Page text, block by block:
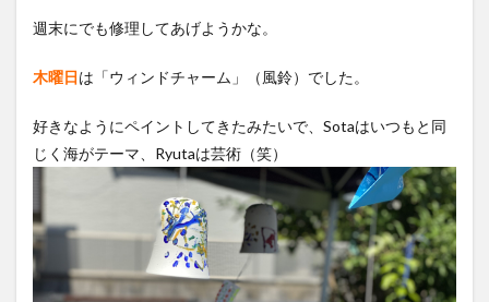
週末にでも修理してあげようかな。
木曜日 は「ウィンドチャーム」（風鈴）でした。
好きなようにペイントしてきたみたいで、Sotaはいつもと同
じく海がテーマ、Ryutaは芸術（笑）